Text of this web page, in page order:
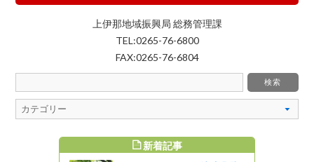
上伊那地域振興局 総務管理課
TEL:0265-76-6800
FAX:0265-76-6804
新着記事